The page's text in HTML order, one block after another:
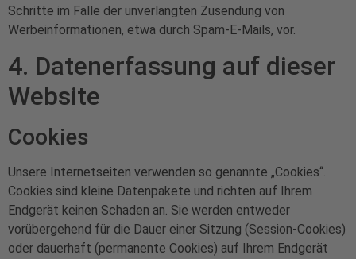
Schritte im Falle der unverlangten Zusendung von
Werbeinformationen, etwa durch Spam-E-Mails, vor.
4. Datenerfassung auf dieser
Website
Cookies
Unsere Internetseiten verwenden so genannte „Cookies“.
Cookies sind kleine Datenpakete und richten auf Ihrem
Endgerät keinen Schaden an. Sie werden entweder
vorübergehend für die Dauer einer Sitzung (Session-Cookies)
oder dauerhaft (permanente Cookies) auf Ihrem Endgerät